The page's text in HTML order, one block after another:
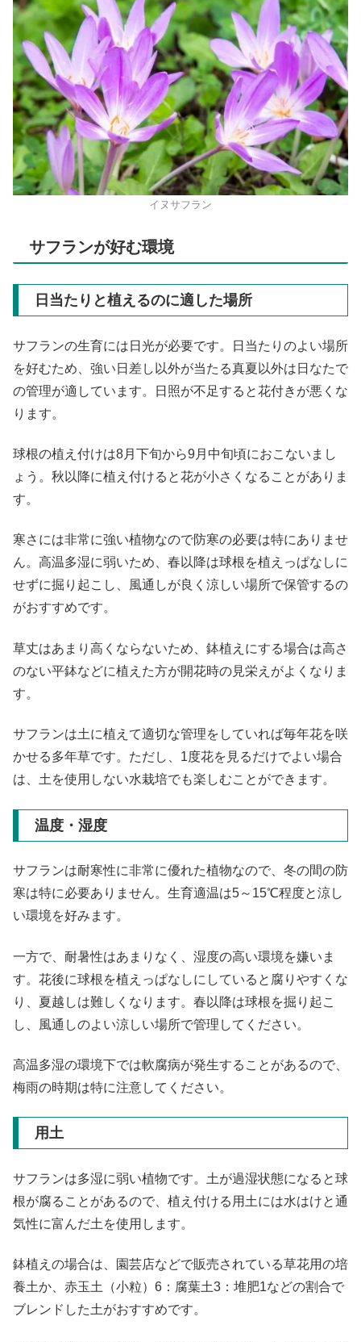
イヌサフラン
サフランが好む環境
日当たりと植えるのに適した場所
サフランの生育には日光が必要です。日当たりのよい場所
を好むため、強い日差し以外が当たる真夏以外は日なたで
の管理が適しています。日照が不足すると花付きが悪くな
ります。
球根の植え付けは8月下旬から9月中旬頃におこないまし
ょう。秋以降に植え付けると花が小さくなることがありま
す。
寒さには非常に強い植物なので防寒の必要は特にありませ
ん。高温多湿に弱いため、春以降は球根を植えっぱなしに
せずに掘り起こし、風通しが良く涼しい場所で保管するの
がおすすめです。
草丈はあまり高くならないため、鉢植えにする場合は高さ
のない平鉢などに植えた方が開花時の見栄えがよくなりま
す。
サフランは土に植えて適切な管理をしていれば毎年花を咲
かせる多年草です。ただし、1度花を見るだけでよい場合
は、土を使用しない水栽培でも楽しむことができます。
温度・湿度
サフランは耐寒性に非常に優れた植物なので、冬の間の防
寒は特に必要ありません。生育適温は5～15℃程度と涼し
い環境を好みます。
一方で、耐暑性はあまりなく、湿度の高い環境を嫌いま
す。花後に球根を植えっぱなしにしていると腐りやすくな
り、夏越しは難しくなります。春以降は球根を掘り起こ
し、風通しのよい涼しい場所で管理してください。
高温多湿の環境下では軟腐病が発生することがあるので、
梅雨の時期は特に注意してください。
用土
サフランは多湿に弱い植物です。土が過湿状態になると球
根が腐ることがあるので、植え付ける用土には水はけと通
気性に富んだ土を使用します。
鉢植えの場合は、園芸店などで販売されている草花用の培
養土か、赤玉土（小粒）6：腐葉土3：堆肥1などの割合で
ブレンドした土がおすすめです。